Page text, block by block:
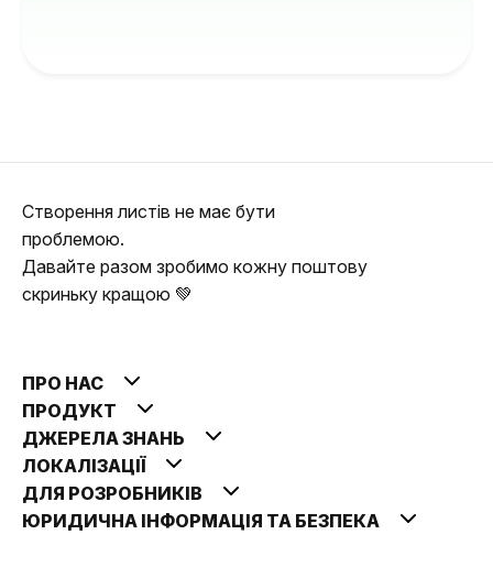
Створення листів не має бути
проблемою.
Давайте разом зробимо кожну поштову
скриньку кращою 💚
ПРО НАС
ПРОДУКТ
ДЖЕРЕЛА ЗНАНЬ
ЛОКАЛІЗАЦІЇ
ДЛЯ РОЗРОБНИКІВ
ЮРИДИЧНА ІНФОРМАЦІЯ ТА БЕЗПЕКА